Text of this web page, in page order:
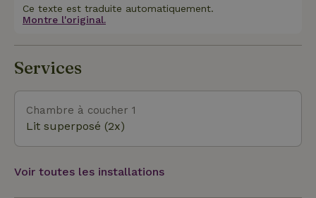
village a aussi un petit port d'amarrage. En 2021, il
comptait 55 habitants. Nijhuizum est un village de
campagne où l'élevage laitier et le tourisme/les
loisirs jouent un rôle important, avec trois
campings. On ne peut accéder au village par la
route qu’en passant par la digue de Nijhuizum, ce
qui fait que la route principale qui longe le village
est une impasse des deux côtés.
Ce texte est traduite automatiquement.
Montre l'original.
Services
Chambre à coucher 1
Lit superposé (2x)
Voir toutes les installations